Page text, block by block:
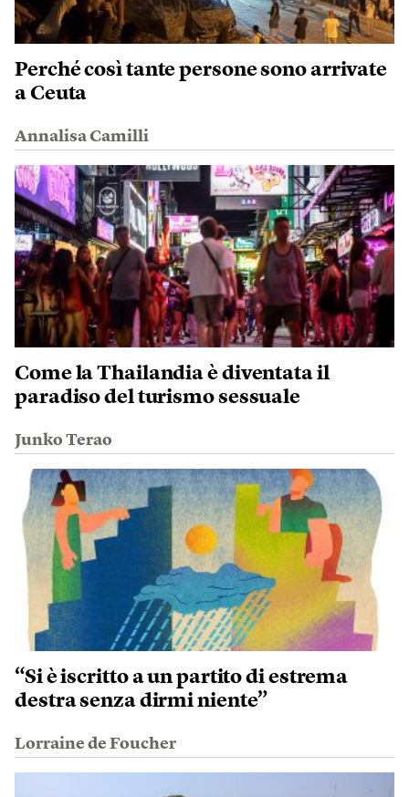
Perché così tante persone sono arrivate
a Ceuta
Annalisa Camilli
Come la Thailandia è diventata il
paradiso del turismo sessuale
Junko Terao
“Si è iscritto a un partito di estrema
destra senza dirmi niente”
Lorraine de Foucher